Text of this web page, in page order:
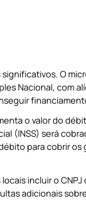
O
Nacional, com
o valor do
(INSS) será
para cobrir os
incluir o
adicionais